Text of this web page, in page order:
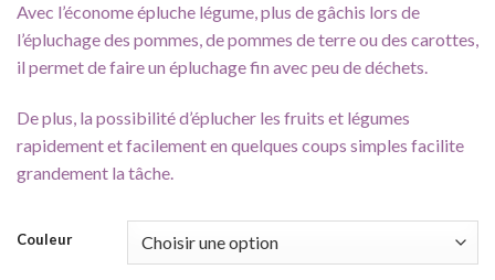
Avec l’économe épluche légume, plus de gâchis lors de
l’épluchage des pommes, de pommes de terre ou des carottes,
il permet de faire un épluchage fin avec peu de déchets.
De plus, la possibilité d’éplucher les fruits et légumes
rapidement et facilement en quelques coups simples facilite
grandement la tâche.
Couleur